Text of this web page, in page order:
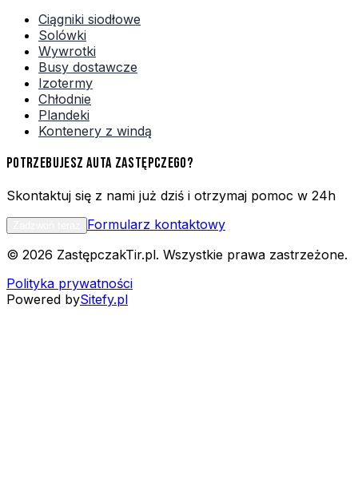
Ciągniki siodłowe
Solówki
Wywrotki
Busy dostawcze
Izotermy
Chłodnie
Plandeki
Kontenery z windą
POTRZEBUJESZ AUTA ZASTĘPCZEGO?
Skontaktuj się z nami już dziś i otrzymaj pomoc w 24h
Formularz kontaktowy
© 2026 ZastępczakTir.pl. Wszystkie prawa zastrzeżone.
Polityka prywatności
Powered bySitefy.pl